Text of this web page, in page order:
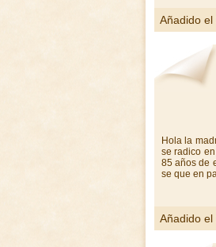
Añadido
Hola la
se radico
85 años de
se que en
Añadido